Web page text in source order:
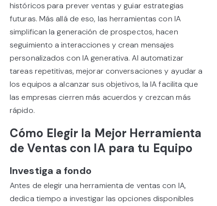
históricos para prever ventas y guiar estrategias
futuras. Más allá de eso, las herramientas con IA
simplifican la generación de prospectos, hacen
seguimiento a interacciones y crean mensajes
personalizados con IA generativa. Al automatizar
tareas repetitivas, mejorar conversaciones y ayudar a
los equipos a alcanzar sus objetivos, la IA facilita que
las empresas cierren más acuerdos y crezcan más
rápido.
Cómo Elegir la Mejor Herramienta
de Ventas con IA para tu Equipo
Investiga a fondo
Antes de elegir una herramienta de ventas con IA,
dedica tiempo a investigar las opciones disponibles